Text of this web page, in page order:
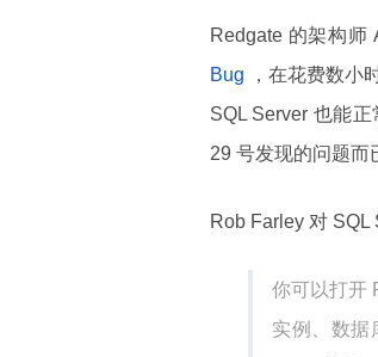
Redgate 的架构师
Bug
，在花费数小
SQL Server 也能
29 号发现的问题而
Rob Farley 对
你可以打开
实例、数据